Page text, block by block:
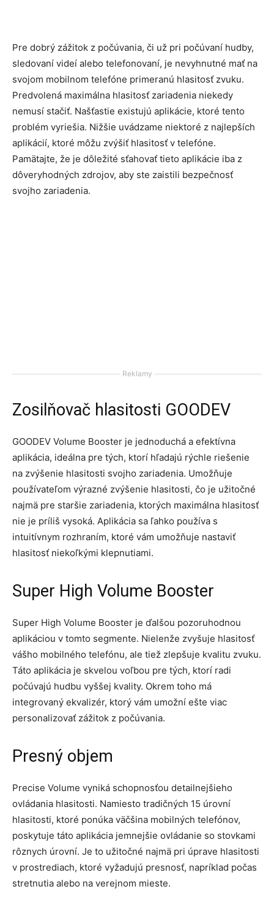
Pre dobrý zážitok z počúvania, či už pri počúvaní hudby,
sledovaní videí alebo telefonovaní, je nevyhnutné mať na
svojom mobilnom telefóne primeranú hlasitosť zvuku.
Predvolená maximálna hlasitosť zariadenia niekedy
nemusí stačiť. Našťastie existujú aplikácie, ktoré tento
problém vyriešia. Nižšie uvádzame niektoré z najlepších
aplikácií, ktoré môžu zvýšiť hlasitosť v telefóne.
Pamätajte, že je dôležité sťahovať tieto aplikácie iba z
dôveryhodných zdrojov, aby ste zaistili bezpečnosť
svojho zariadenia.
Reklamy
Zosilňovač hlasitosti GOODEV
GOODEV Volume Booster je jednoduchá a efektívna
aplikácia, ideálna pre tých, ktorí hľadajú rýchle riešenie
na zvýšenie hlasitosti svojho zariadenia. Umožňuje
používateľom výrazné zvýšenie hlasitosti, čo je užitočné
najmä pre staršie zariadenia, ktorých maximálna hlasitosť
nie je príliš vysoká. Aplikácia sa ľahko používa s
intuitívnym rozhraním, ktoré vám umožňuje nastaviť
hlasitosť niekoľkými klepnutiami.
Super High Volume Booster
Super High Volume Booster je ďalšou pozoruhodnou
aplikáciou v tomto segmente. Nielenže zvyšuje hlasitosť
vášho mobilného telefónu, ale tiež zlepšuje kvalitu zvuku.
Táto aplikácia je skvelou voľbou pre tých, ktorí radi
počúvajú hudbu vyššej kvality. Okrem toho má
integrovaný ekvalizér, ktorý vám umožní ešte viac
personalizovať zážitok z počúvania.
Presný objem
Precise Volume vyniká schopnosťou detailnejšieho
ovládania hlasitosti. Namiesto tradičných 15 úrovní
hlasitosti, ktoré ponúka väčšina mobilných telefónov,
poskytuje táto aplikácia jemnejšie ovládanie so stovkami
rôznych úrovní. Je to užitočné najmä pri úprave hlasitosti
v prostrediach, ktoré vyžadujú presnosť, napríklad počas
stretnutia alebo na verejnom mieste.